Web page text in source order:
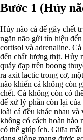
Bước 1 (Hủy
Hủy não cá để gây chết
ngăn não gửi tín hiệu
cortisol và adrenaline.
đến chất lượng thịt. Hủy
quẫy đạp trên boong
ra axit lactic trong cơ,
não khiến cá không còn
chết. Cá không còn có
để xử lý phần còn lại
loài cá đều khác nhau
không có cách hoàn hảo
có thể giúp ích. Giữa